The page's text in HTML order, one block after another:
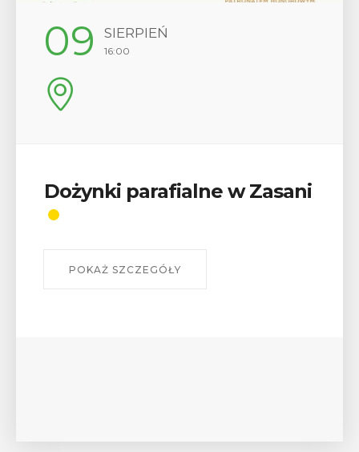
12 SIERPIEŃ
17:00
Wykład „Jak zdobyć
odznaki na myślenickich
W środę 12 sierpnia o godz. 17 w Miejskiej